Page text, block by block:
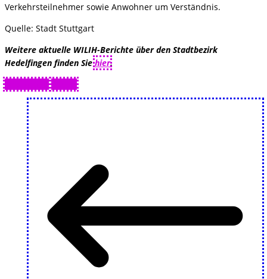
Verkehrsteilnehmer sowie Anwohner um Verständnis.
Quelle: Stadt Stuttgart
Weitere aktuelle WILIH-Berichte über den Stadtbezirk
Hedelfingen finden Siehier.